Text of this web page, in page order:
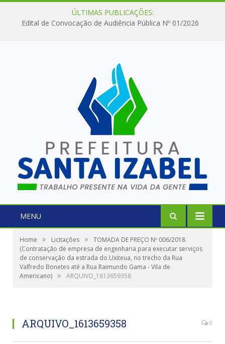
ÚLTIMAS PUBLICAÇÕES:
Edital de Convocação de Audiência Pública Nº 01/2026
MENU
Home » Licitações »
TOMADA DE PREÇO Nº 006/2018
(Contratação de empresa de engenharia para executar serviços
de conservação da estrada do Uxiteua, no trecho da Rua
Valfredo Bonetes até a Rua Raimundo Gama - Vila de
Americano) » ARQUIVO_1613659358
ARQUIVO_1613659358 0